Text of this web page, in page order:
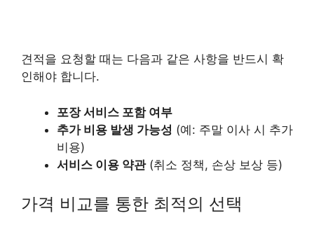
견적을 요청할 때는 다음과 같은 사항을 반드시 확
인해야 합니다.
포장 서비스 포함 여부
추가 비용 발생 가능성 (예: 주말 이사 시 추가
비용)
서비스 이용 약관(취소 정책, 손상 보상 등)
가격 비교를 통한 최적의 선택